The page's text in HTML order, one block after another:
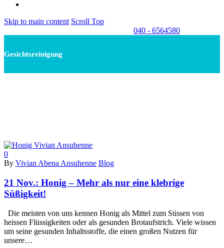
Skip to main content Scroll Top
040 - 6564580
Gesichtsreinigung
0
By Vivian Abena Ansuhenne Blog
21 Nov.: Honig – Mehr als nur eine klebrige
Süßigkeit!
Die meisten von uns kennen Honig als Mittel zum Süssen von
heissen Flüssigkeiten oder als gesunden Brotaufstrich. Viele wissen
um seine gesunden Inhaltsstoffe, die einen großen Nutzen für
unsere…